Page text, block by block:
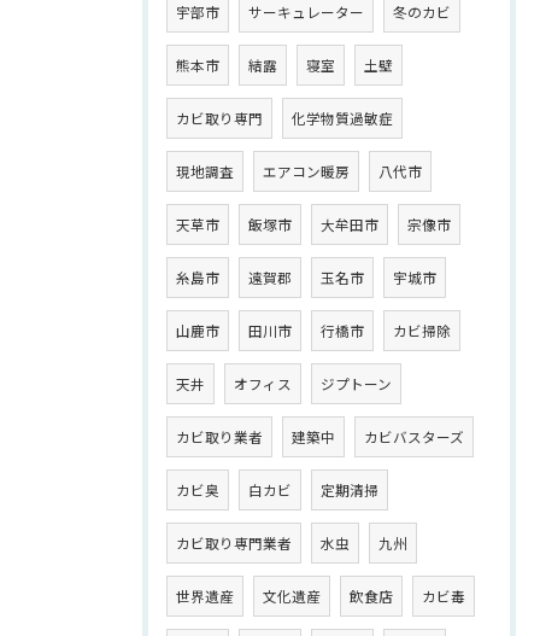
宇部市 サーキュレーター 冬のカビ
熊本市 結露 寝室 土壁
カビ取り専門 化学物質過敏症
現地調査 エアコン暖房 八代市
天草市 飯塚市 大牟田市 宗像市
糸島市 遠賀郡 玉名市 宇城市
山鹿市 田川市 行橋市 カビ掃除
天井 オフィス ジプトーン
カビ取り業者 建築中 カビバスターズ
カビ臭 白カビ 定期清掃
カビ取り専門業者 水虫 九州
世界遺産 文化遺産 飲食店 カビ毒